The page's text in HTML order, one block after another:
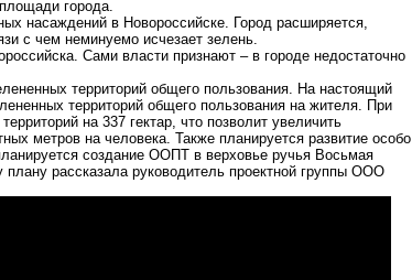
города.
насаждений в Новороссийске. Город расширяется,
с чем неминуемо исчезает зелень.
Сами власти признают – в городе недостаточно
территорий общего пользования. На настоящий
территорий общего пользования на жителя. При
на 337 гектар, что позволит увеличить
метров на человека. Также планируется развитие особо
создание ООПТ в верховье ручья Восьмая
рассказала руководитель проектной группы ООО